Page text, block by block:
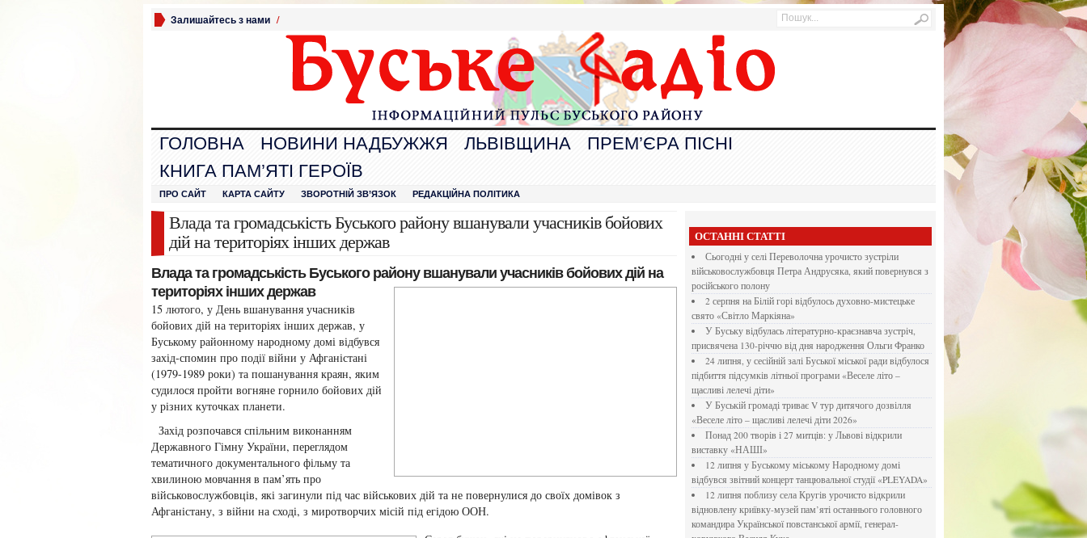
Залишайтесь з нами /
ГОЛОВНА НОВИНИ НАДБУЖЖЯ ЛЬВІВЩИНА
ПРЕМ’ЄРА ПІСНІ
КНИГА ПАМ’ЯТІ ГЕРОЇВ
ПРО САЙТ КАРТА САЙТУ ЗВОРОТНІЙ ЗВ’ЯЗОК РЕДАКЦІЙНА ПОЛІТИКА
Влада та громадськість Буського району вшанували учасників бойових
дій на територіях інших держав
Влада та громадськість Буського району вшанували учасників бойових дій на
територіях інших держав
15 лютого, у День вшанування учасників
бойових дій на територіях інших держав, у
Буському районному народному домі відбувся
захід-спомин про події війни у Афганістані
(1979-1989 роки) та пошанування краян, яким
судилося пройти вогняне горнило бойових дій
у різних куточках планети.
Захід розпочався спільним виконанням
Державного Гімну України, переглядом
тематичного документального фільму та
хвилиною мовчання в пам’ять про
військовослужбовців, які загинули під час військових дій та не повернулися до своїх домівок з
Афганістану, з війни на сході, з миротворчих місій під егідою ООН.
ОСТАННІ СТАТТІ
Сьогодні у селі Переволочна урочисто зустріли
військовослужбовця Петра Андрусяка, який повернувся з
російського полону
2 серпня на Білій горі відбулось духовно-мистецьке
свято «Світло Маркіяна»
У Буську відбулась літературно-краєзнавча зустріч,
присвячена 130-річчю від дня народження Ольги Франко
24 липня, у сесійній залі Буської міської ради відбулося
підбиття підсумків літньої програми «Веселе літо –
щасливі лелечі діти»
У Буській громаді триває V тур дитячого дозвілля
«Веселе літо – щасливі лелечі діти 2026»
Понад 200 творів і 27 митців: у Львові відкрили
виставку «НАШІ»
12 липня у Буському міському Народному домі
відбувся звітний концерт танцювальної студії «PLEYADA»
12 липня поблизу села Кругів урочисто відкрили
відновлену криївку-музей пам’яті останнього головного
командира Української повстанської армії, генерал-